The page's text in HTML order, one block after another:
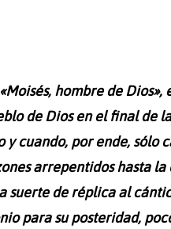
hombre de
de Dios en el final de
y cuando, por ende, sólo
arrepentidos hasta
suerte de réplica al
para su posteridad,